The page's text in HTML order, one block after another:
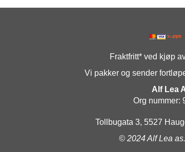
Fraktfritt* ved kjøp
Vi pakker og sender
Alf Lea
Org nummer:
Tollbugata 3, 5527
© 2024 Alf Lea